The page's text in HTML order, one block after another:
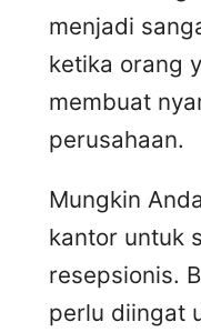
menjadi
ketika orang
membuat
perusahaan.
Mungkin
kantor untuk
resepsionis.
perlu diingat